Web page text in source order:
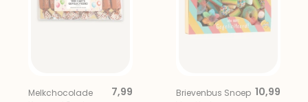
Melkchocolade
7,99
Brievenbus Snoep 10,99